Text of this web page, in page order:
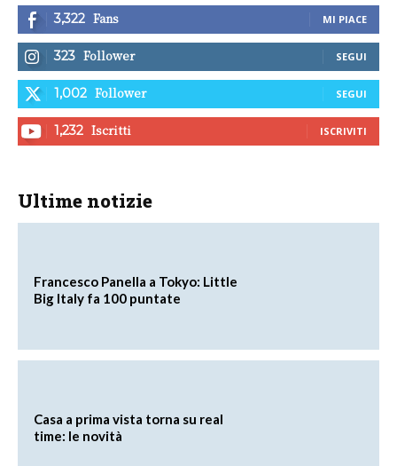
3,322 Fans MI PIACE
323 Follower SEGUI
1,002 Follower SEGUI
1,232 Iscritti ISCRIVITI
Ultime notizie
Francesco Panella a Tokyo: Little
Big Italy fa 100 puntate
Casa a prima vista torna su real
time: le novità